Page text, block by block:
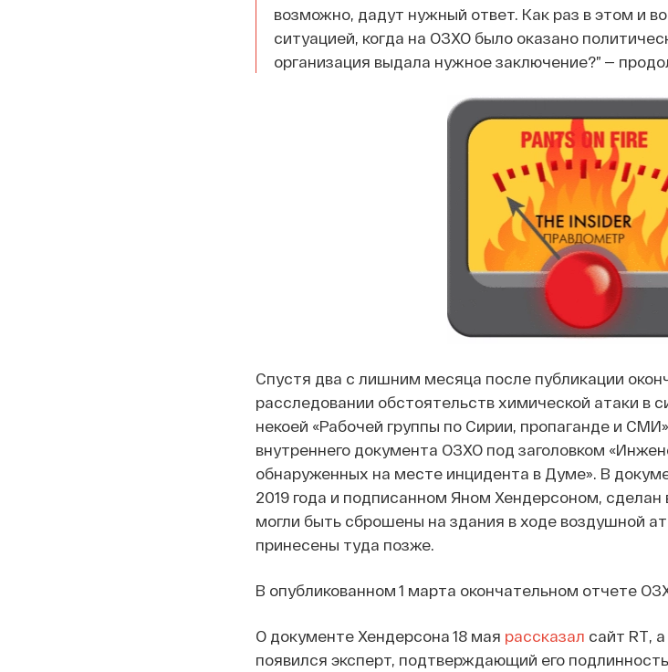
возможно, дадут нужный ответ. Как раз в этом и
ситуацией, когда на ОЗХО было оказано
организация выдала нужное заключение?” —
Спустя два с лишним месяца после публикации
расследовании обстоятельств химической атаки в
некоей «Рабочей группы по Сирии, пропаганде и СМИ»
внутреннего документа ОЗХО под заголовком
обнаруженных на месте инцидента в Думе». В
2019 года и подписанном Яном Хендерсоном,
могли быть сброшены на здания в ходе воздушной
принесены туда позже.
В опубликованном 1 марта окончательном отчете
О документе Хендерсона 18 мая рассказал сайт RT,
появился эксперт, подтверждающий его